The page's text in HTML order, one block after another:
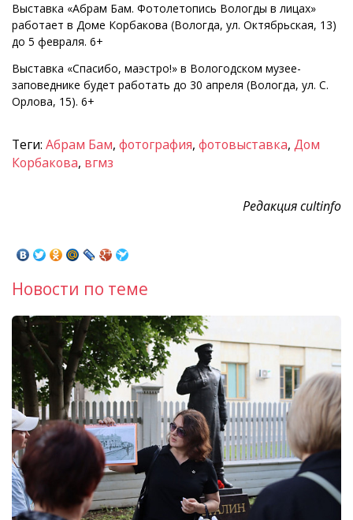
Выставка «Абрам Бам. Фотолетопись Вологды в лицах»
работает в Доме Корбакова (Вологда, ул. Октябрьская, 13)
до 5 февраля. 6+
Выставка «Спасибо, маэстро!» в Вологодском музее-
заповеднике будет работать до 30 апреля (Вологда, ул. С.
Орлова, 15). 6+
Теги: Абрам Бам, фотография, фотовыставка, Дом
Корбакова, вгмз
Редакция cultinfo
Новости по теме